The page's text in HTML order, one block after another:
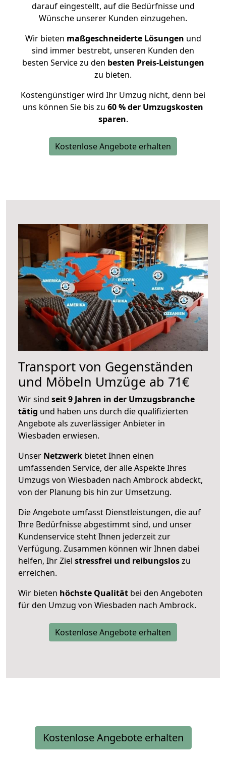
darauf eingestellt, auf die Bedürfnisse und
Wünsche unserer Kunden einzugehen.
Wir bieten maßgeschneiderte Lösungen und
sind immer bestrebt, unseren Kunden den
besten Service zu den besten Preis-Leistungen
zu bieten.
Kostengünstiger wird Ihr Umzug nicht, denn bei
uns können Sie bis zu 60 % der Umzugskosten
sparen.
Kostenlose Angebote erhalten
Transport von Gegenständen
und Möbeln Umzüge ab 71€
Wir sind seit 9 Jahren in der Umzugsbranche
tätig und haben uns durch die qualifizierten
Angebote als zuverlässiger Anbieter in
Wiesbaden erwiesen.
Unser Netzwerk bietet Ihnen einen
umfassenden Service, der alle Aspekte Ihres
Umzugs von Wiesbaden nach Ambrock abdeckt,
von der Planung bis hin zur Umsetzung.
Die Angebote umfasst Dienstleistungen, die auf
Ihre Bedürfnisse abgestimmt sind, und unser
Kundenservice steht Ihnen jederzeit zur
Verfügung. Zusammen können wir Ihnen dabei
helfen, Ihr Ziel stressfrei und reibungsloszu
erreichen.
Wir bieten höchste Qualität bei den Angeboten
für den Umzug von Wiesbaden nach Ambrock.
Kostenlose Angebote erhalten
Kostenlose Angebote erhalten